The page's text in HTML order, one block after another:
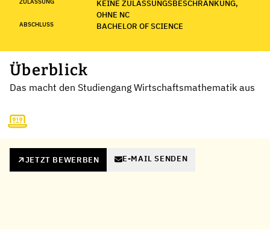
KEINE ZULASSUNGSBESCHRÄNKUNG,
OHNE NC
ABSCHLUSS BACHELOR OF SCIENCE
Überblick
Das macht den Studiengang Wirtschaftsmathematik aus
JETZT BEWERBEN E-MAIL SENDEN